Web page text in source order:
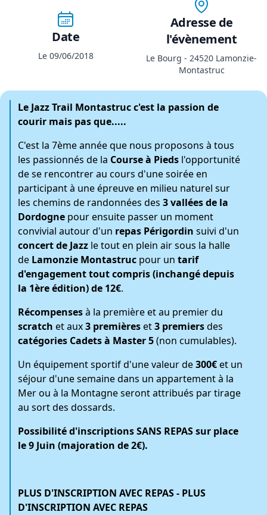
Date
Le 09/06/2018
Adresse de
l'évènement
Le Bourg - 24520 Lamonzie-
Montastruc
Le Jazz Trail Montastrucc'est la passion de
courir mais pas que.....
C'est la 7ème année que nous proposons à tous
les passionnés de la Course à Pieds l'opportunité
de se rencontrer au cours d'une soirée en
participant à une épreuve en milieu naturel sur
les chemins de randonnées des 3 vallées de la
Dordogne pour ensuite passer un moment
convivial autour d'un repas Périgordin suivi d'un
concert de Jazz le tout en plein air sous la halle
de Lamonzie Montastruc pour un tarif
d'engagement tout compris (inchangé depuis
la 1ère édition) de 12€.
Récompensesà la première et au premier du
scratch et aux3 premièreset3 premiersdes
catégories Cadets à Master 5(non cumulables).
Un équipement sportif d'une valeur de300€et un
séjour d'une semaine dans un appartement à la
Mer ou à la Montagne seront attribués par tirage
au sort des dossards.
Possibilité d'inscriptions SANS REPAS sur place
le 9 Juin (majoration de 2€).
PLUS D'INSCRIPTION AVEC REPAS - PLUS
D'INSCRIPTION AVEC REPAS